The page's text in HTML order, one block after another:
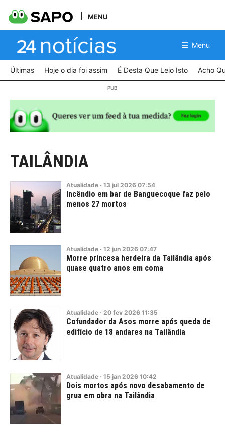
MENU
Menu
Últimas Hoje o dia foi assim É Desta Que Leio Isto Acho
TAILÂNDIA
Atualidade · 13 jul 2026 07:54
Incêndio em bar de Banguecoque faz pelo
menos 27 mortos
Atualidade · 12 jun 2026 07:47
Morre princesa herdeira da Tailândia após
quase quatro anos em coma
Atualidade · 20 fev 2026 11:35
Cofundador da Asos morre após queda de
edifício de 18 andares na Tailândia
Atualidade · 15 jan 2026 10:42
Dois mortos após novo desabamento de
grua em obra na Tailândia